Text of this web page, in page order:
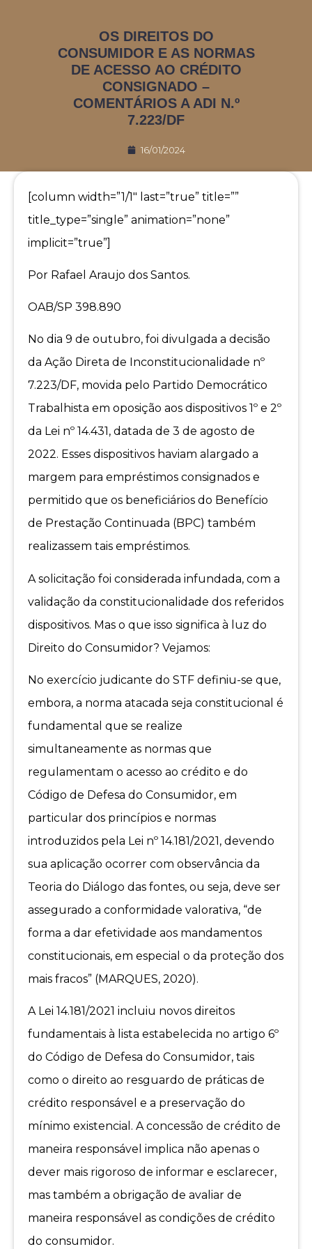
OS DIREITOS DO
CONSUMIDOR E AS NORMAS
DE ACESSO AO CRÉDITO
CONSIGNADO –
COMENTÁRIOS A ADI N.º
7.223/DF
16/01/2024
[column width=”1/1″ last=”true” title=””
title_type=”single” animation=”none”
implicit=”true”]
Por Rafael Araujo dos Santos.
OAB/SP 398.890
No dia 9 de outubro, foi divulgada a decisão
da Ação Direta de Inconstitucionalidade nº
7.223/DF, movida pelo Partido Democrático
Trabalhista em oposição aos dispositivos 1º e 2º
da Lei nº 14.431, datada de 3 de agosto de
2022. Esses dispositivos haviam alargado a
margem para empréstimos consignados e
permitido que os beneficiários do Benefício
de Prestação Continuada (BPC) também
realizassem tais empréstimos.
A solicitação foi considerada infundada, com a
validação da constitucionalidade dos referidos
dispositivos. Mas o que isso significa à luz do
Direito do Consumidor? Vejamos:
No exercício judicante do STF definiu-se que,
embora, a norma atacada seja constitucional é
fundamental que se realize
simultaneamente as normas que
regulamentam o acesso ao crédito e do
Código de Defesa do Consumidor, em
particular dos princípios e normas
introduzidos pela Lei nº 14.181/2021, devendo
sua aplicação ocorrer com observância da
Teoria do Diálogo das fontes, ou seja, deve ser
assegurado a conformidade valorativa, “de
forma a dar efetividade aos mandamentos
constitucionais, em especial o da proteção dos
mais fracos” (MARQUES, 2020).
A Lei 14.181/2021 incluiu novos direitos
fundamentais à lista estabelecida no artigo 6º
do Código de Defesa do Consumidor, tais
como o direito ao resguardo de práticas de
crédito responsável e a preservação do
mínimo existencial. A concessão de crédito de
maneira responsável implica não apenas o
dever mais rigoroso de informar e esclarecer,
mas também a obrigação de avaliar de
maneira responsável as condições de crédito
do consumidor.